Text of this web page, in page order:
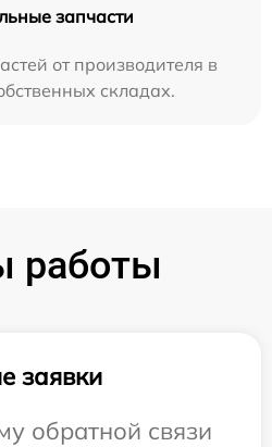
запчасти
от производителя в
складах.
работы
заявки
обратной связи